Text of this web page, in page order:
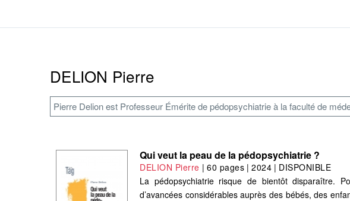
DELION Pierre
Pierre Delion est Professeur Émérite de pédopsychiatrie à la faculté de
Qui veut la peau de la pédopsychiatrie ?
DELION Pierre |60 pages |2024 | DISPONIBLE
La pédopsychiatrie risque de bientôt disparaître.
d’avancées considérables auprès des bébés, des